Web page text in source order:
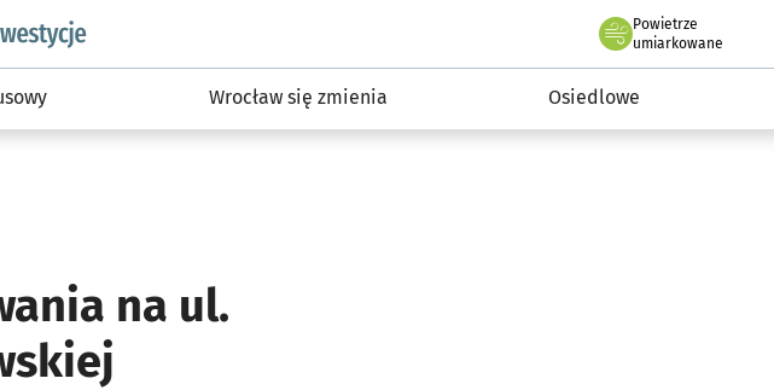
wroclaw.pl podserwis: #InwestycjeWRO - miejskie inwestycje 2019-2032
Powietrze
we Wrocławiu
umiarkowane
Wrocław się zmienia Osiedlowe
na ul.